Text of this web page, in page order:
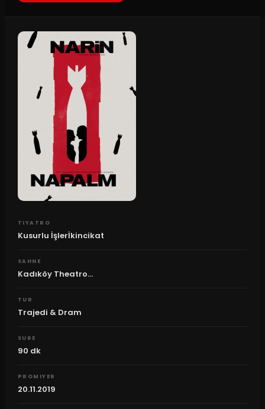
TIYATRO
Kusurlu İşlerİkincikat
SAHNE
Kadıköy Theatro...
TUR
Trajedi & Dram
SURE
90 dk
PROMIYER
20.11.2019